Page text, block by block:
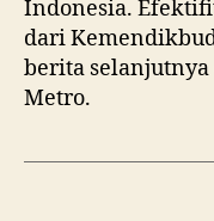
Indonesia.
dari
berita selanjutnya
Metro.